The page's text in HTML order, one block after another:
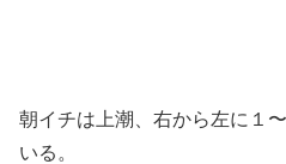
朝イチは上潮、右から左に１
いる。